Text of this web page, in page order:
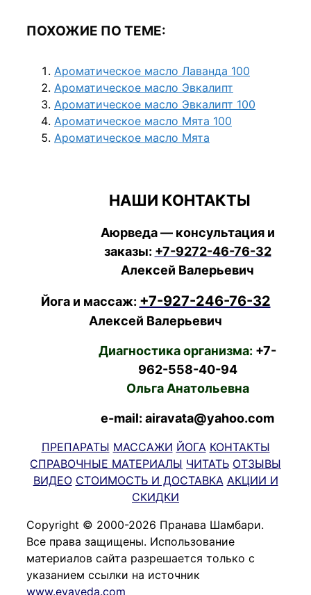
ПОХОЖИЕ ПО ТЕМЕ:
Ароматическое масло Лаванда 100
Ароматическое масло Эвкалипт
Ароматическое масло Эвкалипт 100
Ароматическое масло Мята 100
Ароматическое масло Мята
НАШИ КОНТАКТЫ
Аюрведа — консультация и
заказы: +7-9272-46-76-32
Алексей Валерьевич
Йога и массаж: +7-927-246-76-32
Алексей Валерьевич
Диагностика организма: +7-
962-558-40-94
Ольга Анатольевна
e-mail: airavata@yahoo.com
ПРЕПАРАТЫ МАССАЖИ ЙОГА КОНТАКТЫ
СПРАВОЧНЫЕ МАТЕРИАЛЫ ЧИТАТЬ ОТЗЫВЫ
ВИДЕО СТОИМОСТЬ И ДОСТАВКА АКЦИИ И
СКИДКИ
Copyright © 2000-2026 Пранава Шамбари.
Все права защищены. Использование
материалов сайта разрешается только с
указанием ссылки на источник
www.evaveda.com